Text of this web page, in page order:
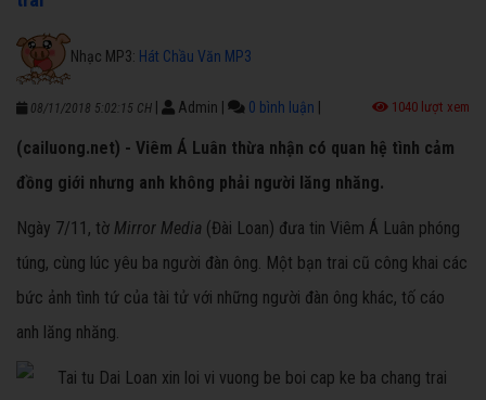
Nhạc MP3: Hát Chầu Văn MP3
08/11/2018 5:02:15 CH Admin 0 bình luận 1040 lượt xem
(cailuong.net) - Viêm Á Luân thừa nhận có quan hệ tình cảm
đồng giới nhưng anh không phải người lăng nhăng.
Ngày 7/11, tờ Mirror Media (Đài Loan) đưa tin Viêm Á Luân phóng
túng, cùng lúc yêu ba người đàn ông. Một bạn trai cũ công khai các
bức ảnh tình tứ của tài tử với những người đàn ông khác, tố cáo
anh lăng nhăng.